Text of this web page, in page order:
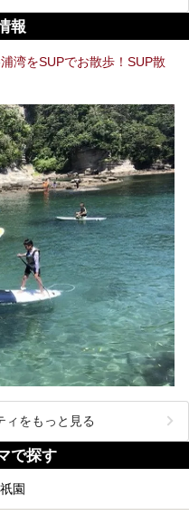
報
湾をSUPでお散歩！SUP散
ィをもっと見る
で探す
祇園